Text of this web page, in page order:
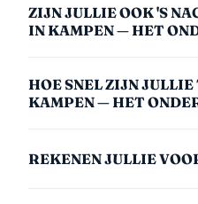
ZIJN JULLIE OOK 'S
IN KAMPEN — HET
in het weekend en op
HOE SNEL ZIJN
KAMPEN — HET
afgelegen gebieden kan dit
REKENEN JULLIE